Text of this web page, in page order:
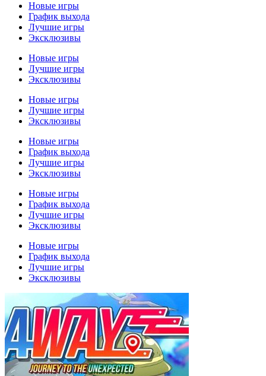
Новые игры
График выхода
Лучшие игры
Эксклюзивы
Новые игры
Лучшие игры
Эксклюзивы
Новые игры
Лучшие игры
Эксклюзивы
Новые игры
График выхода
Лучшие игры
Эксклюзивы
Новые игры
График выхода
Лучшие игры
Эксклюзивы
Новые игры
График выхода
Лучшие игры
Эксклюзивы